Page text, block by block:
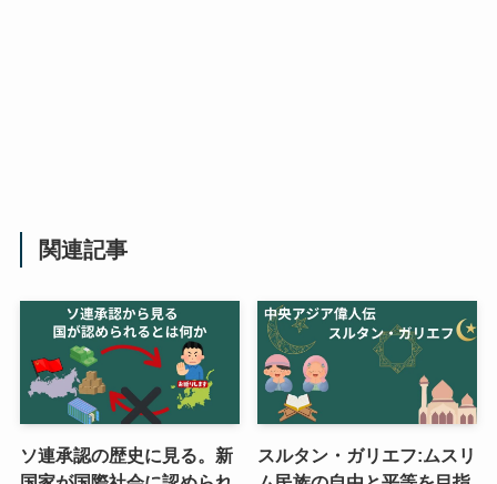
関連記事
ソ連承認の歴史に見る。新
スルタン・ガリエフ:ムスリ